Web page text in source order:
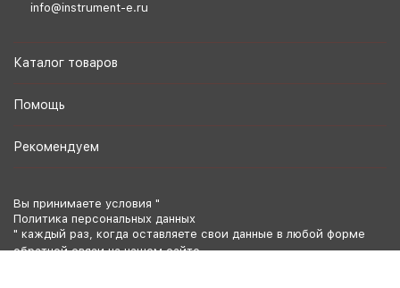
info@instrument-e.ru
Каталог товаров
Помощь
Рекомендуем
Вы принимаете условия "
Политика персональных данных
" каждый раз, когда оставляете свои данные в любой форме
обратной связи на нашем сайте.